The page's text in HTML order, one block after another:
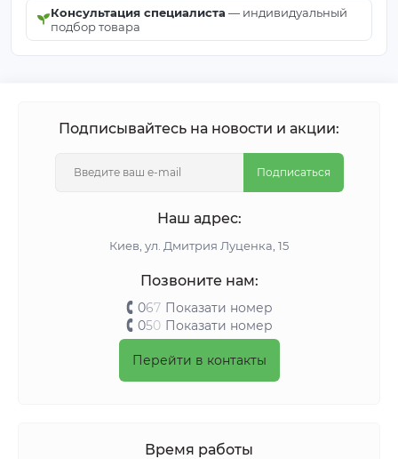
Консультация специалиста — индивидуальный
подбор товара
Подписывайтесь на новости и акции:
Подписаться
Наш адрес:
Киeв, ул. Дмитрия Луценка, 15
Позвоните нам:
067 Показати номер
050 Показати номер
Перейти в контакты
Время работы